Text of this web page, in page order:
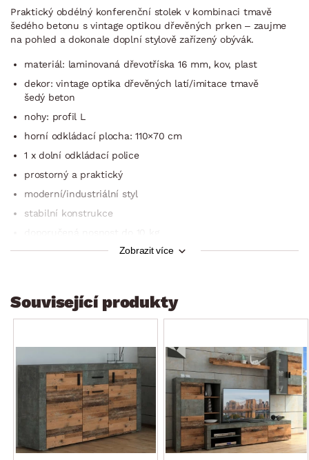
Praktický obdélný konferenční stolek v kombinaci tmavě
šedého betonu s vintage optikou dřevěných prken – zaujme
na pohled a dokonale doplní stylově zařízený obývák.
materiál: laminovaná dřevotříska 16 mm, kov, plast
dekor: vintage optika dřevěných latí/imitace tmavě
šedý beton
nohy: profil L
horní odkládací plocha: 110×70 cm
1 x dolní odkládací police
prostorný a praktický
moderní/indus­triální styl
stabilní konstrukce
český výrobek
Zobrazit více
Související produkty